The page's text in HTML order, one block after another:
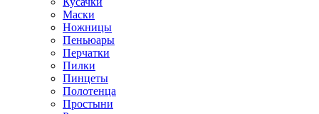
Маски
Ножницы
Пеньюары
Перчатки
Пилки
Пинцеты
Полотенца
Простыни